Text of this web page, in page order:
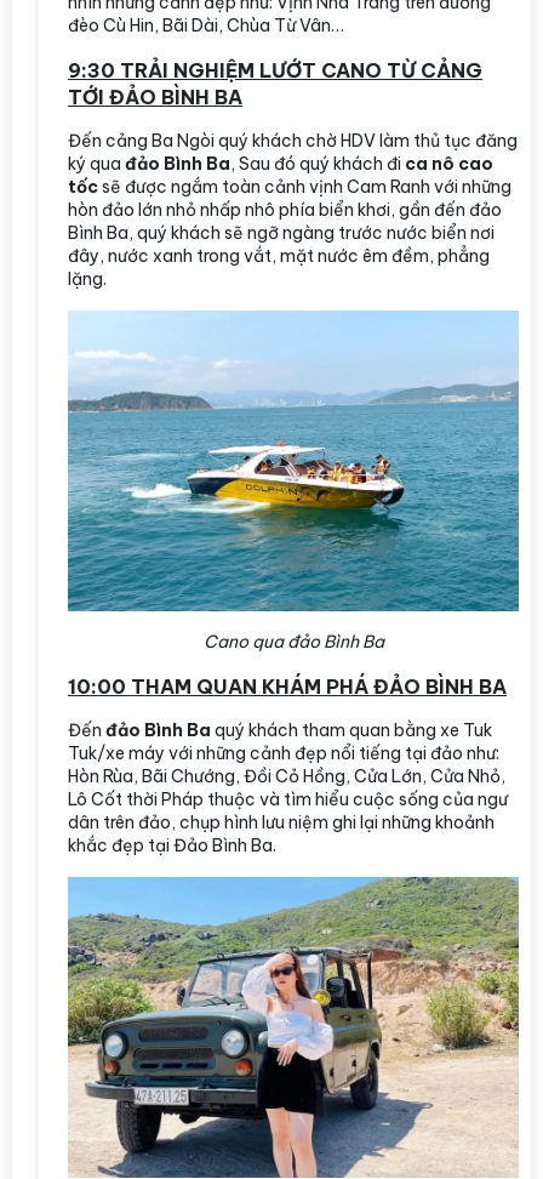
đèo Cù Hin, Bãi Dài, Chùa Từ Vân…
9:30 TRẢI NGHIỆM LƯỚT CANO TỪ CẢNG
TỚI ĐẢO BÌNH BA
Đến cảng Ba Ngòi quý khách chờ HDV làm thủ tục đăng
ký qua đảo Bình Ba, Sau đó quý khách đi ca nô cao
tốcsẽ được ngắm toàn cảnh vịnh Cam Ranh với những
hòn đảo lớn nhỏ nhấp nhô phía biển khơi, gần đến đảo
Bình Ba, quý khách sẽ ngỡ ngàng trước nước biển nơi
đây, nước xanh trong vắt, mặt nước êm đềm, phẳng
lặng.
Cano qua đảo Bình Ba
10:00 THAM QUAN KHÁM PHÁ ĐẢO BÌNH BA
Đến đảo Bình Ba quý khách tham quan bằng xe Tuk
Tuk/xe máy với những cảnh đẹp nổi tiếng tại đảo như:
Hòn Rùa, Bãi Chướng, Đồi Cỏ Hồng, Cửa Lớn, Cửa Nhỏ,
Lô Cốt thời Pháp thuộc và tìm hiểu cuộc sống của ngư
dân trên đảo, chụp hình lưu niệm ghi lại những khoảnh
khắc đẹp tại Đảo Bình Ba.